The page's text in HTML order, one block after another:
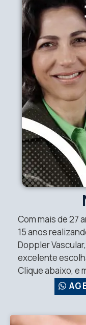
Com mais de 27
15 anos
Doppler
excelente
Clique abaixo, e